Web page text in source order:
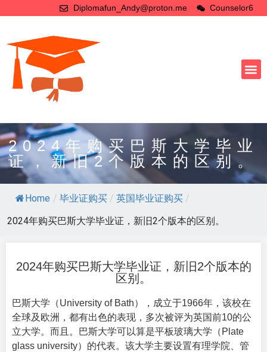
Diplomafun_Andy@proton.me Counselor6
2024年购买巴斯大学毕业
证，新旧2个版本的区别。
Home / 毕业证购买 / 英国毕业证购买 /
2024年购买巴斯大学毕业证，新旧2个版本的区别。
2024年购买巴斯大学毕业证，新旧2个版本的
区别。
巴斯大学（University of Bath），成立于1966年，该校在
全球及欧洲，都有出色的表现，多次被评为英国前10的公
立大学。而且。巴斯大学可以算是平板玻璃大学（ Plate
glass university）的代表。该大学主要设置有理学院、管